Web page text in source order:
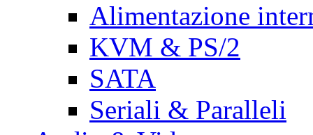
Alimentazione
KVM & PS/2
SATA
Seriali & Paralleli